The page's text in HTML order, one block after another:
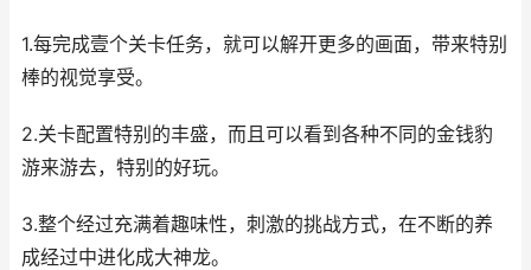
1.每完成壹个关卡任务，就可以解开更多的画面，带来特别
棒的视觉享受。
2.关卡配置特别的丰盛，而且可以看到各种不同的金钱豹
游来游去，特别的好玩。
3.整个经过充满着趣味性，刺激的挑战方式，在不断的养
成经过中进化成大神龙。